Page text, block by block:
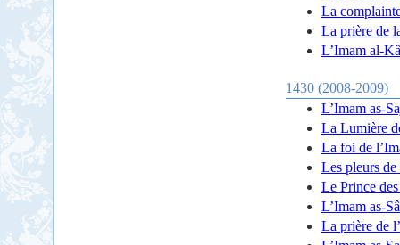
La
La prière de
L’Imam al-
1430 (2008-2009)
L’Imam as-
La Lumière
La foi de
Les pleurs
Le Prince
L’Imam as-
La prière de